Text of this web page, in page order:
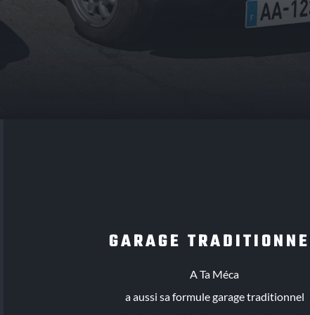
GARAGE
A Ta Méca
a aussi sa formule garage traditionnel